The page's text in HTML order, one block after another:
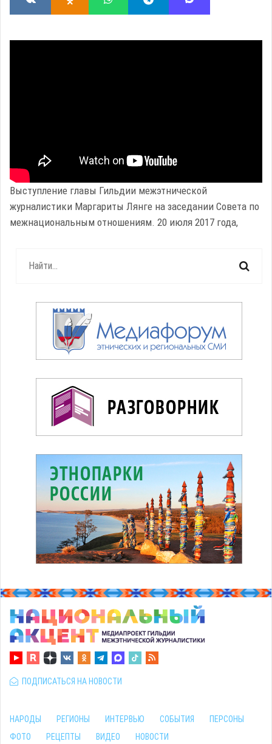
Выступление главы Гильдии межэтнической
журналистики Маргариты Лянге на заседании Совета по
межнациональным отношениям. 20 июля 2017 года,
ПОДПИСАТЬСЯ НА НОВОСТИ
НАРОДЫ РЕГИОНЫ ИНТЕРВЬЮ СОБЫТИЯ
ПЕРСОНЫ
ФОТО
РЕЦЕПТЫ ВИДЕО НОВОСТИ